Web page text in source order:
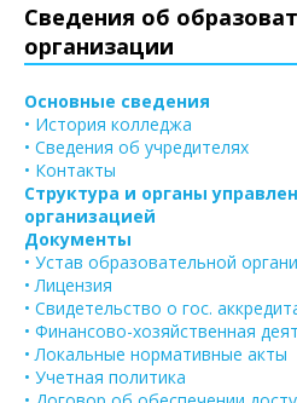
Сведения об
организации
Основные сведения
• История колледжа
• Сведения об учредителях
• Контакты
Структура и органы
организацией
Документы
• Устав образовательной
• Лицензия
• Свидетельство о гос.
• Финансово-хозяйственная
• Локальные нормативные акты
• Учетная политика